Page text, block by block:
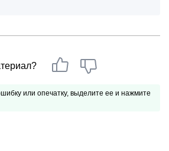
или опечатку, выделите ее и нажмите